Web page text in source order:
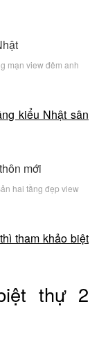
mạn view đêm anh
kiểu Nhật sân
hai tầng đẹp view
tham khảo biệt
thự 2